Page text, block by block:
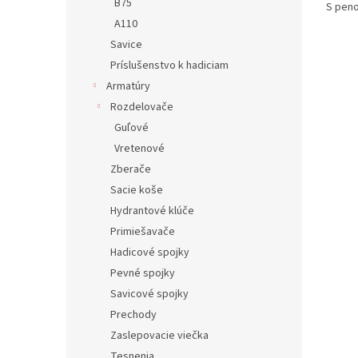
B75
A110
Savice
Príslušenstvo k hadiciam
Armatúry
Rozdelovače
Guľové
Vretenové
Zberače
Sacie koše
Hydrantové klúče
Primiešavače
Hadicové spojky
Pevné spojky
Savicové spojky
Prechody
Zaslepovacie viečka
z
S